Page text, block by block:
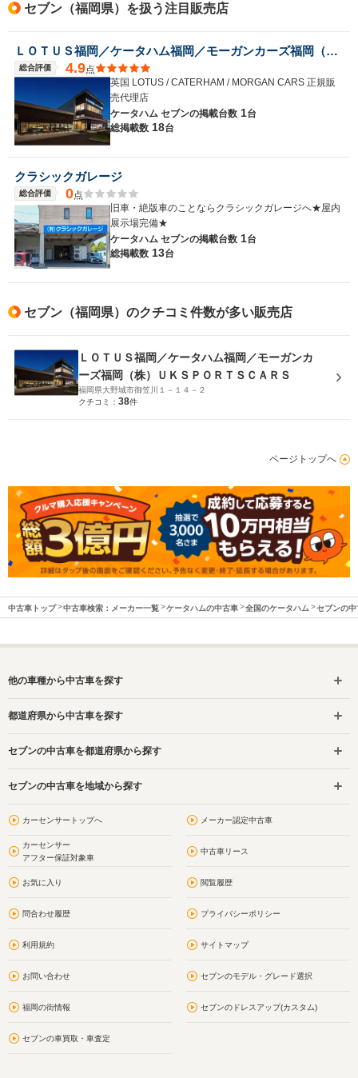
セブン（福岡県）を扱う注目販売店
ＬＯＴＵＳ福岡／ケータハム福岡／モーガンカーズ福岡（株）ＵＫＳＰＯＲＴＳＣＡＲＳ
総合評価 4.9点
英国 LOTUS / CATERHAM / MORGAN CARS 正規販
売代理店
ケータハム セブンの掲載台数 1台
総掲載数 18台
クラシックガレージ
総合評価 0点
旧車・絶版車のことならクラシックガレージへ★屋内
展示場完備★
ケータハム セブンの掲載台数 1台
総掲載数 13台
セブン（福岡県）のクチコミ件数が多い販売店
ＬＯＴＵＳ福岡／ケータハム福岡／モーガンカ
ーズ福岡（株）ＵＫＳＰＯＲＴＳＣＡＲＳ
福岡県大野城市御笠川１－１４－２
クチコミ： 38件
ページトップへ
中古車トップ 中古車検索：メーカー一覧 ケータハムの中古車 全国のケータハム セブンの中
他の車種から中古車を探す
都道府県から中古車を探す
セブンの中古車を都道府県から探す
セブンの中古車を地域から探す
カーセンサートップへ メーカー認定中古車
カーセンサー
アフター保証対象車
中古車リース
お気に入り 閲覧履歴
問合わせ履歴 プライバシーポリシー
利用規約 サイトマップ
お問い合わせ セブンのモデル・グレード選択
福岡の街情報 セブンのドレスアップ(カスタム)
セブンの車買取・車査定